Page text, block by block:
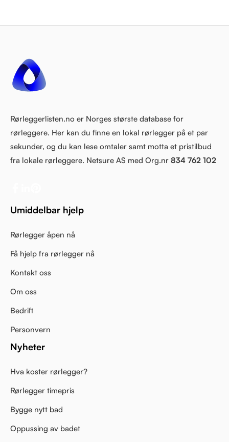
Rørleggerlisten.no er Norges største database for
rørleggere. Her kan du finne en lokal rørlegger på et par
sekunder, og du kan lese omtaler samt motta et pristilbud
fra lokale rørleggere. Netsure AS med Org.nr 834 762 102
Umiddelbar hjelp
Rørlegger åpen nå
Få hjelp fra rørlegger nå
Kontakt oss
Om oss
Bedrift
Personvern
Nyheter
Hva koster rørlegger?
Rørlegger timepris
Bygge nytt bad
Oppussing av badet